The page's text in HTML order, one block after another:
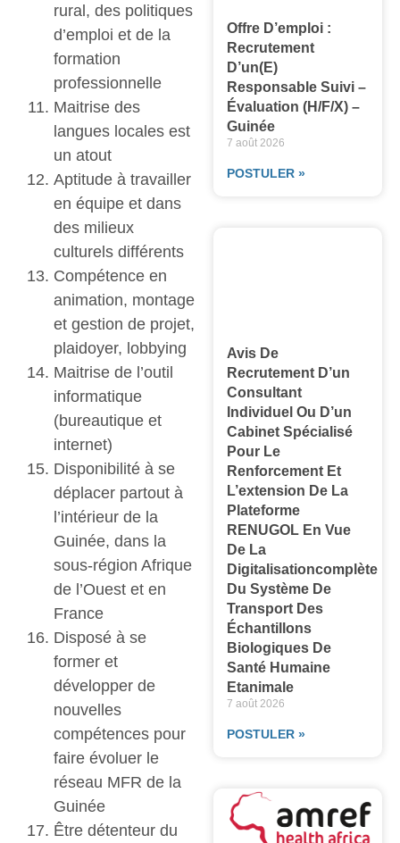
rural, des politiques
d’emploi et de la
formation
professionnelle
Maitrise des
langues locales est
un atout
Aptitude à travailler
en équipe et dans
des milieux
culturels différents
Compétence en
animation, montage
et gestion de projet,
plaidoyer, lobbying
Maitrise de l’outil
informatique
(bureautique et
internet)
Disponibilité à se
déplacer partout à
l’intérieur de la
Guinée, dans la
sous-région Afrique
de l’Ouest et en
France
Disposé à se
former et
développer de
nouvelles
compétences pour
faire évoluer le
réseau MFR de la
Guinée
Être détenteur du
Offre D’emploi :
Recrutement
D’un(e)
Responsable Suivi –
Évaluation (H/F/X) –
Guinée
7 août 2026
POSTULER »
Avis De
Recrutement D’un
Consultant
Individuel Ou D’un
Cabinet Spécialisé
Pour Le
Renforcement Et
L’extension De La
Plateforme
RENUGOL En Vue
De La
Digitalisationcomplète
Du Système De
Transport Des
Échantillons
Biologiques De
Santé Humaine
Etanimale
7 août 2026
POSTULER »